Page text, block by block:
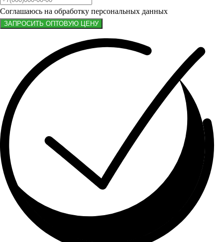
Соглашаюсь на обработку персональных данных
ЗАПРОСИТЬ ОПТОВУЮ ЦЕНУ